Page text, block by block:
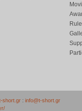
short.gr : info@t-short.gr